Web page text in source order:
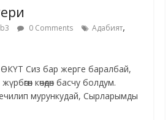
0 Comments Адабият,
Сиз бар жерге баралбай,
көчөдөн басчу болдум.
мурункудай, Сырларымды